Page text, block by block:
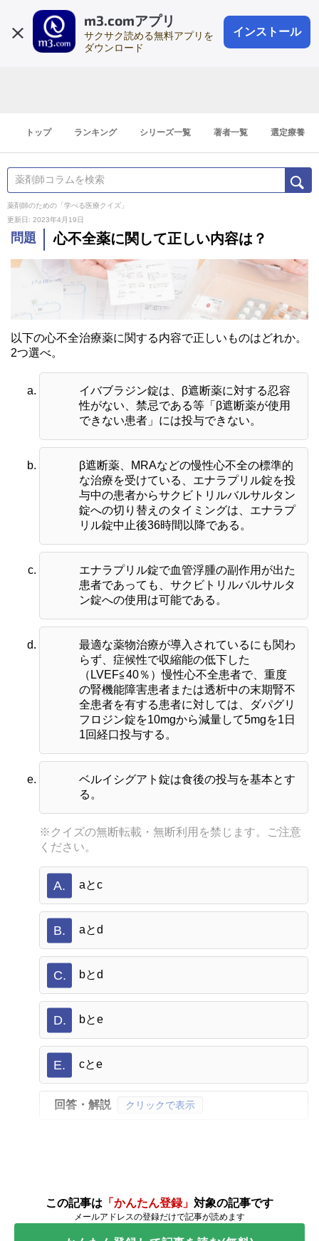
m3.comアプリ
サクサク読める無料アプリを
ダウンロード
インストール
会員登録
登録1分
トップ ランキング シリーズ一覧 著者一覧 選定療養
薬剤師のための「学べる医療クイズ」
更新日: 2023年4月19日
問題 心不全薬に関して正しい内容は？
以下の心不全治療薬に関する内容で正しいものはどれか。
2つ選べ。
イバブラジン錠は、β遮断薬に対する忍容
性がない、禁忌である等「β遮断薬が使用
できない患者」には投与できない。
β遮断薬、MRAなどの慢性心不全の標準的
な治療を受けている、エナラプリル錠を投
与中の患者からサクビトリルバルサルタン
錠への切り替えのタイミングは、エナラプ
リル錠中止後36時間以降である。
エナラプリル錠で血管浮腫の副作用が出た
患者であっても、サクビトリルバルサルタ
ン錠への使用は可能である。
最適な薬物治療が導入されているにも関わ
らず、症候性で収縮能の低下した
（LVEF≦40％）慢性心不全患者で、重度
の腎機能障害患者または透析中の末期腎不
全患者を有する患者に対しては、ダパグリ
フロジン錠を10mgから減量して5mgを1日
1回経口投与する。
ベルイシグアト錠は食後の投与を基本とす
る。
※クイズの無断転載・無断利用を禁じます。ご注意
ください。
A. aとc
B. aとd
C. bとd
D. bとe
E. cとe
回答・解説 クリックで表示
この記事は 「かんたん登録」 対象の記事です
メールアドレスの登録だけで記事が読めます